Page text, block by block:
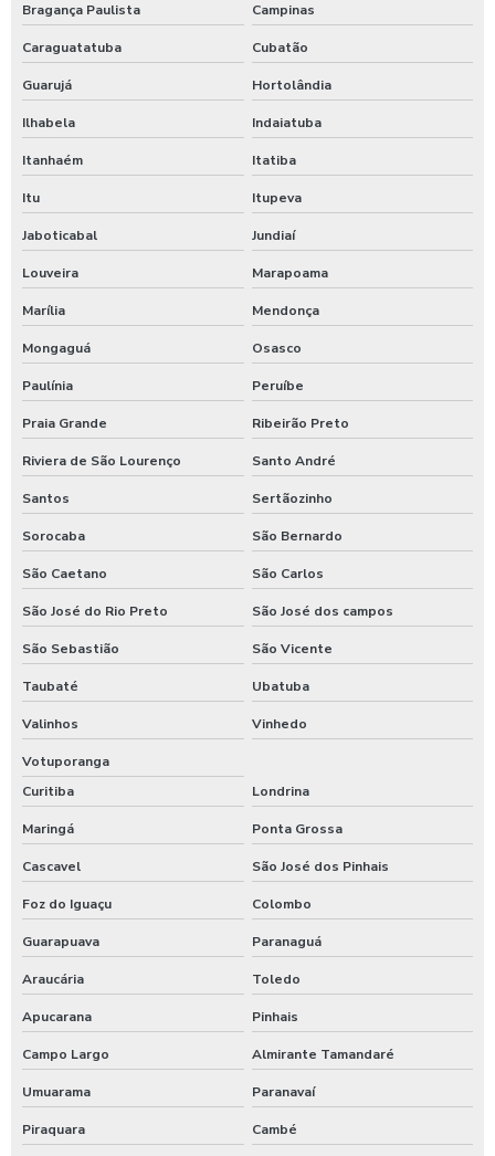
Válvula sustentadora de pressão
Válvulas de bloqueio
Válvulas saneamento
Válvulas para sistema de incêndio
Válvulas para sistema de incêndio hidrante
Ventosa de alta performance
Bragança Paulista Campinas
Caraguatatuba Cubatão
Guarujá Hortolândia
Ilhabela Indaiatuba
Itanhaém Itatiba
Itu Itupeva
Jaboticabal Jundiaí
Louveira Marapoama
Marília Mendonça
Mongaguá Osasco
Paulínia Peruíbe
Praia Grande Ribeirão Preto
Riviera de São Lourenço Santo André
Santos Sertãozinho
Sorocaba São Bernardo
São Caetano São Carlos
São José do Rio Preto São José dos campos
São Sebastião São Vicente
Taubaté Ubatuba
Valinhos Vinhedo
Votuporanga
Curitiba
Londrina
Maringá Ponta Grossa
Cascavel São José dos Pinhais
Foz do Iguaçu Colombo
Guarapuava Paranaguá
Araucária Toledo
Apucarana Pinhais
Campo Largo Almirante Tamandaré
Umuarama Paranavaí
Piraquara Cambé